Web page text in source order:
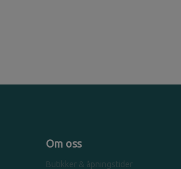
Om oss
Butikker & åpningstider